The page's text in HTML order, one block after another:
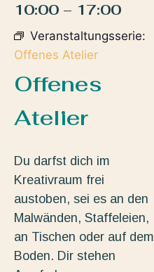
10:00 – 17:00
Veranstaltungsserie:
Offenes Atelier
Offenes
Atelier
Du darfst dich im
Kreativraum frei
austoben, sei es an den
Malwänden, Staffeleien,
an Tischen oder auf dem
Boden. Dir stehen